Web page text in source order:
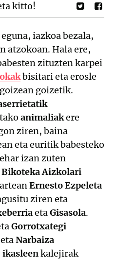
kitto!
iazkoa bezala,
atzokoan. Hala ere,
zituzten karpei
bisitari eta erosle
goizetik.
animaliakere
ziren, baina
eta euritik babesteko
izan zuten
Aizkolari
Ernesto Ezpeleta
ziren eta
etaGisasola.
Gorrotxategi
etaNarbaiza
kalejirak